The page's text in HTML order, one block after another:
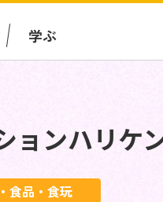
学ぶ
ョンハリケ
食品・食玩